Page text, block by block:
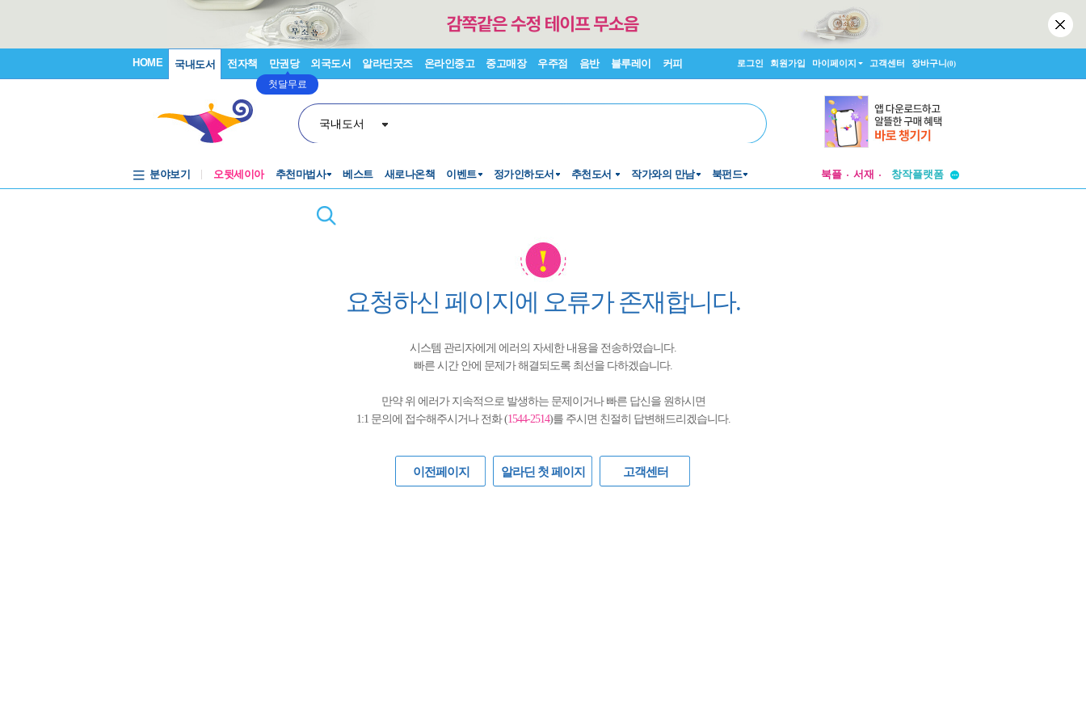
HOME 국내도서 전자책 만권당
첫달무료
외국도서 알라딘굿즈 온라인중고 중고매장 우주점 음반 블루레이 커피 로그인 회원가입 마이페이지 고객센터 장바구니(0)
국내도서
분야보기 오뒷세이아 추천마법사 베스트 새로나온책 이벤트 정가인하도서 추천도서 작가와의 만남 북펀드 북플 서재
창작플랫폼
투비컨티뉴드
요청하신 페이지에 오류가 존재합니다.
시스템 관리자에게 에러의 자세한 내용을 전송하였습니다.
빠른 시간 안에 문제가 해결되도록 최선을 다하겠습니다.
만약 위 에러가 지속적으로 발생하는 문제이거나 빠른 답신을 원하시면
1:1 문의에 접수해주시거나 전화 (1544-2514)를 주시면 친절히 답변해드리겠습니다.
이전페이지 알라딘 첫 페이지 고객센터